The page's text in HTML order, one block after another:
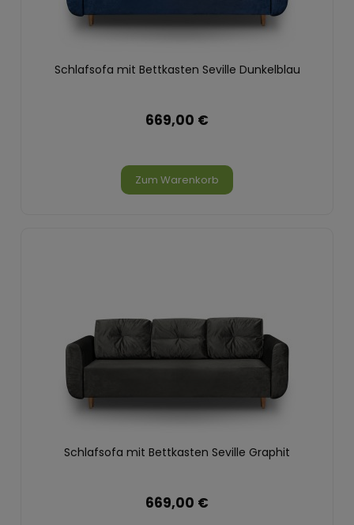
Schlafsofa mit Bettkasten Seville Dunkelblau
669,00 €
Zum Warenkorb
Schlafsofa mit Bettkasten Seville Graphit
669,00 €